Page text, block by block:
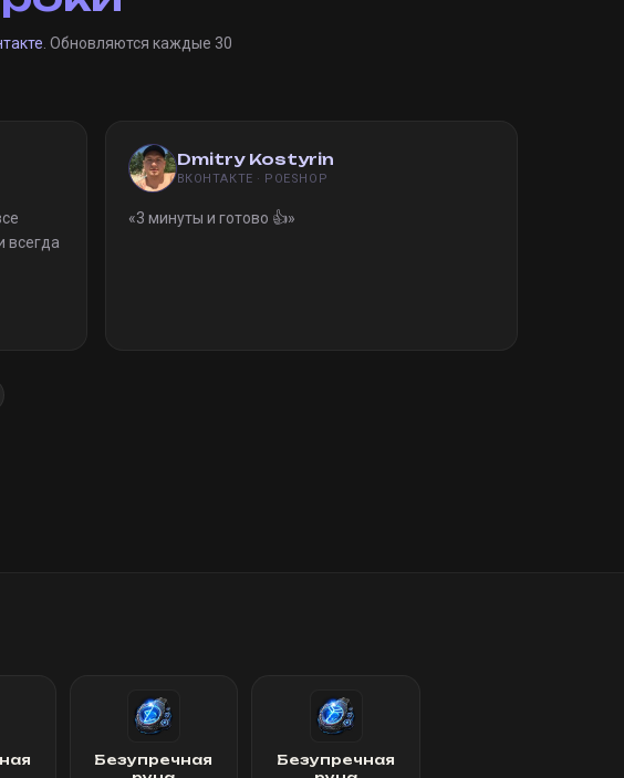
. Обновляются каждые 30
всегда
Dmitry Kostyrin
ВКОНТАКТЕ · POESHOP
«3 минуты и готово 👍»
Безупречная
Безупречная